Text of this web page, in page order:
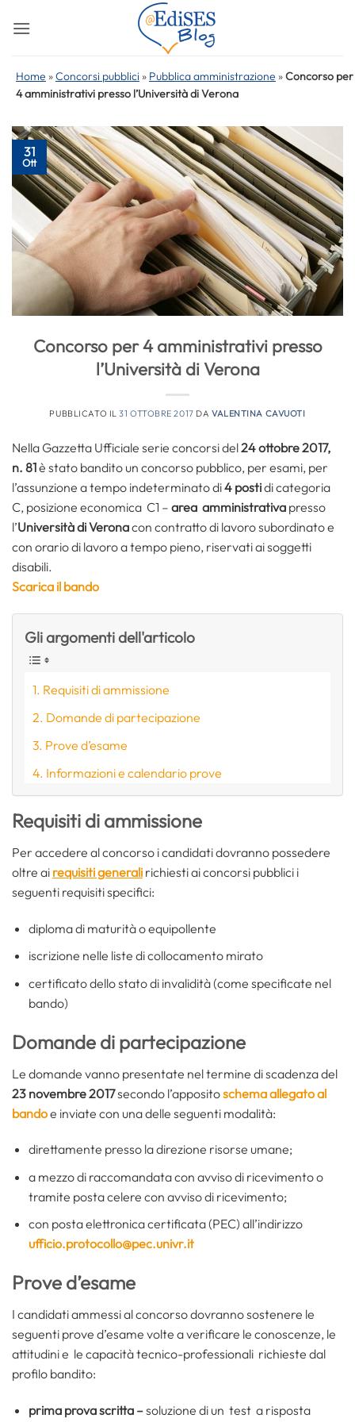
Home »Concorsi pubblici » Pubblica amministrazione »Concorso per
4 amministrativi presso l’Università di Verona
31
Ott
Concorso per 4 amministrativi presso
l’Università di Verona
PUBBLICATO IL31 OTTOBRE 2017 DA VALENTINA CAVUOTI
Nella Gazzetta Ufficiale serie concorsi del24 ottobre 2017,
n. 81è stato bandito un concorso pubblico, per esami, per
l’assunzione a tempo indeterminato di4 postidi categoria
C, posizione economica C1 – area amministrativa presso
l’Università di Veronacon contratto di lavoro subordinato e
con orario di lavoro a tempo pieno, riservati ai soggetti
disabili.
Scarica il bando
Gli argomenti dell'articolo
Requisiti di ammissione
Domande di partecipazione
Prove d’esame
Informazioni e calendario prove
Requisiti di ammissione
Per accedere al concorso i candidati dovranno possedere
oltre ai requisiti generali richiesti ai concorsi pubblici i
seguenti requisiti specifici:
diploma di maturità o equipollente
iscrizione nelle liste di collocamento mirato
certificato dello stato di invalidità (come specificate nel
bando)
Domande di partecipazione
Le domande vanno presentate nel termine di scadenza del
23 novembre 2017secondo l’appositoschema allegato al
bandoe inviate con una delle seguenti modalità:
direttamente presso la direzione risorse umane;
a mezzo di raccomandata con avviso di ricevimento o
tramite posta celere con avviso di ricevimento;
con posta elettronica certificata (PEC) all’indirizzo
ufficio.protocollo@pec.univr.it
Prove d’esame
I candidati ammessi al concorso dovranno sostenere le
seguenti prove d’esame volte a verificare le conoscenze, le
attitudini e le capacità tecnico-professionali richieste dal
profilo bandito:
prima prova scritta –soluzione di un test a risposta